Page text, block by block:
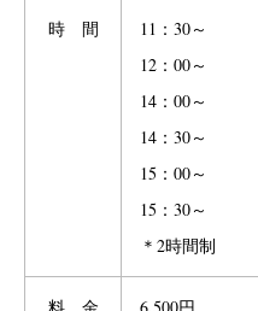
時 間
11：30～
12：00～
14：00～
14：30～
15：00～
15：30～
＊2時間制